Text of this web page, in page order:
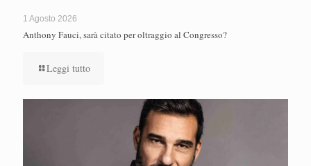
1 Agosto 2026
Anthony Fauci, sarà citato per oltraggio al Congresso?
Leggi tutto